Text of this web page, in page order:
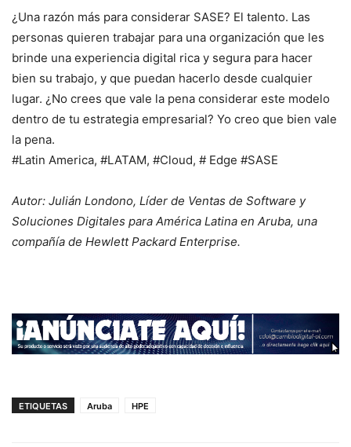
¿Una razón más para considerar SASE? El talento. Las
personas quieren trabajar para una organización que les
brinde una experiencia digital rica y segura para hacer
bien su trabajo, y que puedan hacerlo desde cualquier
lugar. ¿No crees que vale la pena considerar este modelo
dentro de tu estrategia empresarial? Yo creo que bien vale
la pena.
#Latin America, #LATAM, #Cloud, # Edge #SASE
Autor: Julián Londono, Líder de Ventas de Software y
Soluciones Digitales para América Latina en Aruba, una
compañía de Hewlett Packard Enterprise.
ETIQUETAS Aruba HPE